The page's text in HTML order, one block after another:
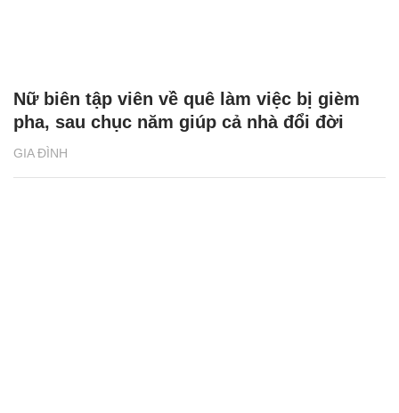
GIA ĐÌNH
Nữ biên tập viên về quê làm việc bị gièm
pha, sau chục năm giúp cả nhà đổi đời